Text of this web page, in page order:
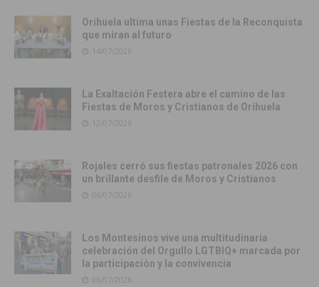
Orihuela ultima unas Fiestas de la Reconquista
que miran al futuro
14/07/2026
La Exaltación Festera abre el camino de las
Fiestas de Moros y Cristianos de Orihuela
12/07/2026
Rojales cerró sus fiestas patronales 2026 con
un brillante desfile de Moros y Cristianos
06/07/2026
Los Montesinos vive una multitudinaria
celebración del Orgullo LGTBIQ+ marcada por
la participación y la convivencia
06/07/2026